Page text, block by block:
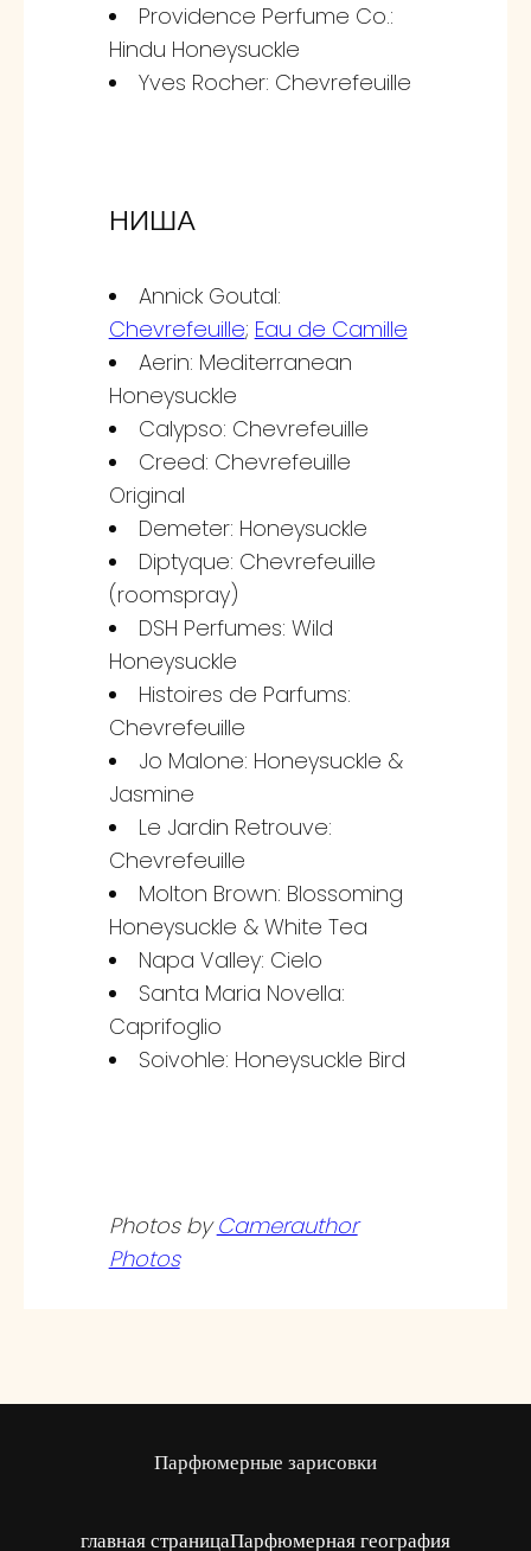
Providence Perfume Co.:
Hindu Honeysuckle
Yves Rocher: Chevrefeuille
НИША
Annick Goutal:
Chevrefeuille; Eau de Camille
Aerin: Mediterranean
Honeysuckle
Calypso: Chevrefeuille
Creed: Chevrefeuille
Original
Demeter: Honeysuckle
Diptyque: Chevrefeuille
(roomspray)
DSH Perfumes: Wild
Honeysuckle
Histoires de Parfums:
Chevrefeuille
Jo Malone: Honeysuckle &
Jasmine
Le Jardin Retrouve:
Chevrefeuille
Molton Brown: Blossoming
Honeysuckle & White Tea
Napa Valley: Cielo
Santa Maria Novella:
Caprifoglio
Soivohle: Honeysuckle Bird
Photos byCamerauthor
Photos
Парфюмерные зарисовки
главная страницаПарфюмерная география